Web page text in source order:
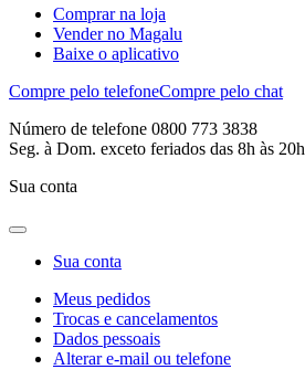
Comprar na loja
Vender no Magalu
Baixe o aplicativo
Compre pelo telefoneCompre pelo chat
Número de telefone 0800 773 3838
Seg. à Dom. exceto feriados das 8h às 20h
Sua conta
Sua conta
Meus pedidos
Trocas e cancelamentos
Dados pessoais
Alterar e-mail ou telefone